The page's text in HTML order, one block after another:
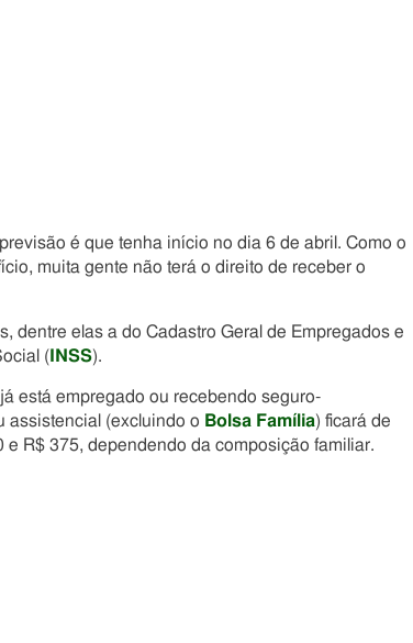
é que tenha início no dia 6 de abril. Como o
muita gente não terá o direito de receber o
dentre elas a do Cadastro Geral de Empregados e
( INSS).
está empregado ou recebendo seguro-
assistencial (excluindo o Bolsa Família) ficará de
R$ 375, dependendo da composição familiar.